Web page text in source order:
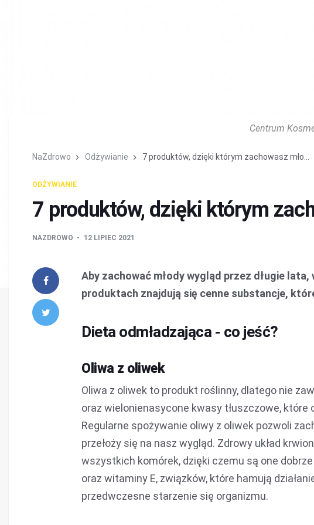
Centrum
NaZdrowo Odżywianie 7 produktów, dzięki którym zachowasz mło...
ODŻYWIANIE
7 produktów, dzięki którym
NAZDROWO 12 LIPIEC 2021
Aby zachować młody wygląd przez długie
produktach znajdują się cenne substancje,
Dieta odmładzająca - co jeść?
Oliwa z oliwek
Oliwa z oliwek to produkt roślinny, dlatego nie
oraz wielonienasycone kwasy tłuszczowe, które
Regularne spożywanie oliwy z oliwek pozwoli
przełoży się na nasz wygląd. Zdrowy układ
wszystkich komórek, dzięki czemu są one
oraz witaminy E, związków, które hamują
przedwczesne starzenie się organizmu.